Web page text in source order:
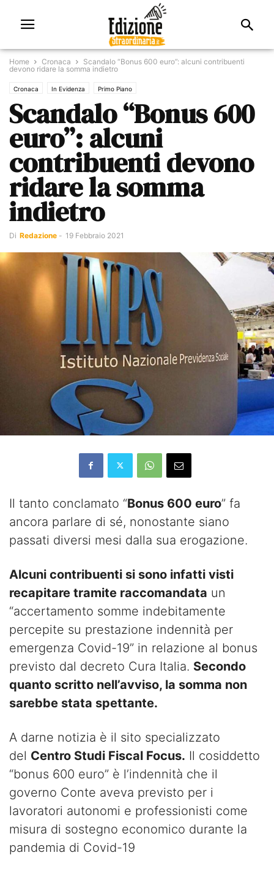
Home Cronaca
Scandalo “Bonus 600 euro”: alcuni contribuenti
devono ridare la somma indietro
Cronaca In Evidenza Primo Piano
Scandalo “Bonus 600
euro”: alcuni
contribuenti devono
ridare la somma
indietro
Di Redazione - 19 Febbraio 2021
Il tanto conclamato “Bonus 600 euro” fa
ancora parlare di sé, nonostante siano
passati diversi mesi dalla sua erogazione.
Alcuni contribuenti si sono infatti visti
recapitare tramite raccomandata un
“accertamento somme indebitamente
percepite su prestazione indennità per
emergenza Covid-19” in relazione al bonus
previsto dal decreto Cura Italia. Secondo
quanto scritto nell’avviso, la somma non
sarebbe stata spettante.
A darne notizia è il sito specializzato
del Centro Studi Fiscal Focus. Il cosiddetto
“bonus 600 euro” è l’indennità che il
governo Conte aveva previsto per i
lavoratori autonomi e professionisti come
misura di sostegno economico durante la
pandemia di Covid-19